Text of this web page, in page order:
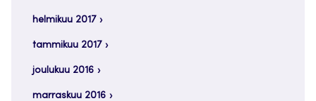
helmikuu 2017
tammikuu 2017
joulukuu 2016
marraskuu 2016